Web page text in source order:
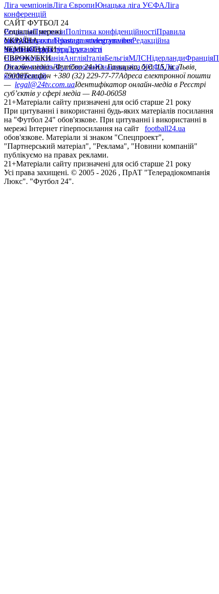
Ліга чемпіонівЛіга ЄвропиЮнацька ліга УЄФАЛіга
конференцій
САЙТ ФУТБОЛ 24
РедакціяПрогнозиПолітика конфіденційностіПравила
сайтуКонтактиПравила коментуванняРедакційна
політикаСтруктура власності
Соціальні мережі
facebookxyoutubeinstagramtelegramviber
УКРАЇНА
УкраїнаПерша лігаДруга ліга
ЧЕМПІОНАТИ
НімеччинаІспаніяАнгліяІталіяБельгіяМЛСНідерландиФранція
ЄВРОКУБКИ
Ліга чемпіонівЛіга ЄвропиЮнацька ліга УЄФАЛіга
конференцій
Онлайн-медіа «Футбол 24»пл. Галицька, буд. 15, м. Львів,
79008Телефон +380 (32) 229-77-77Адреса електронної пошти
— legal@24tv.com.uaІдентифікатор онлайн-медіа в Реєстрі
суб’єктів у сфері медіа — R40-06058
21+Матеріали сайту призначені для осіб старше 21 року
При цитуванні і використанні будь-яких матеріалів посилання
на "Футбол 24" обов'язкове. При цитуванні і використанні в
мережі Інтернет гіперпосилання на сайт
football24.ua
обов'язкове. Матеріали зі знаком "Спецпроект",
"Партнерський матеріал", "Реклама", "Новини компаній"
публікуємо на правах реклами.
21+Матеріали сайту призначені для осіб старше 21 року
Усi права захищенi. © 2005 - 2026 , ПрАТ "Телерадіокомпанія
Люкс". "Футбол 24".